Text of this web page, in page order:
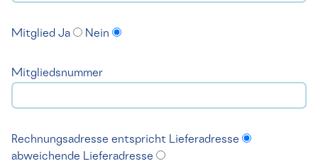
Mitglied Ja Nein
Mitgliedsnummer
Rechnungsadresse entspricht Lieferadresse
abweichende Lieferadresse